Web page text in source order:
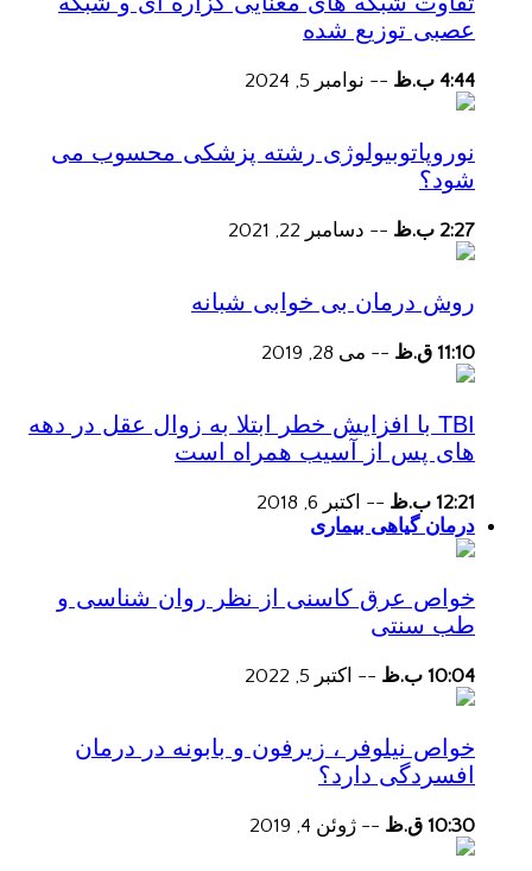
عصبی توزیع شده
4:44 ب.ظ -- نوامبر 5, 2024
نوروپاتوبیولوژی رشته پزشکی محسوب می
شود؟
2:27 ب.ظ -- دسامبر 22, 2021
روش درمان بی خوابی شبانه
11:10 ق.ظ -- می 28, 2019
TBI با افزایش خطر ابتلا به زوال عقل در دهه
های پس از آسیب همراه است
12:21 ب.ظ -- اکتبر 6, 2018
درمان گیاهی بیماری
خواص عرق کاسنی از نظر روان شناسی و
طب سنتی
10:04 ب.ظ -- اکتبر 5, 2022
خواص نیلوفر ، زیرفون و بابونه در درمان
افسردگی دارد؟
10:30 ق.ظ -- ژوئن 4, 2019